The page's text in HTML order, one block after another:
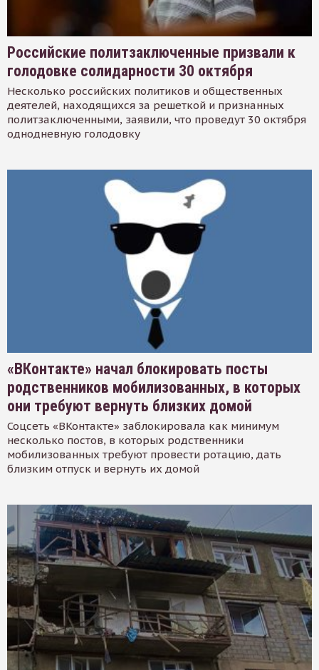
Российские политзаключенные призвали к
голодовке солидарности 30 октября
Несколько российских политиков и общественных
деятелей, находящихся за решеткой и признанных
политзаключенными, заявили, что проведут 30 октября
однодневную голодовку
«ВКонтакте» начал блокировать посты
родственников мобилизованных, в которых
они требуют вернуть близких домой
Соцсеть «ВКонтакте» заблокировала как минимум
несколько постов, в которых родственники
мобилизованных требуют провести ротацию, дать
близким отпуск и вернуть их домой